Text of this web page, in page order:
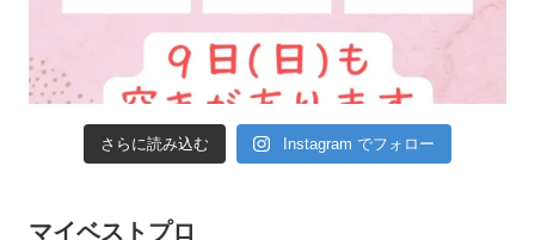
さらに読み込む Instagram でフォロー
マイベストプロ